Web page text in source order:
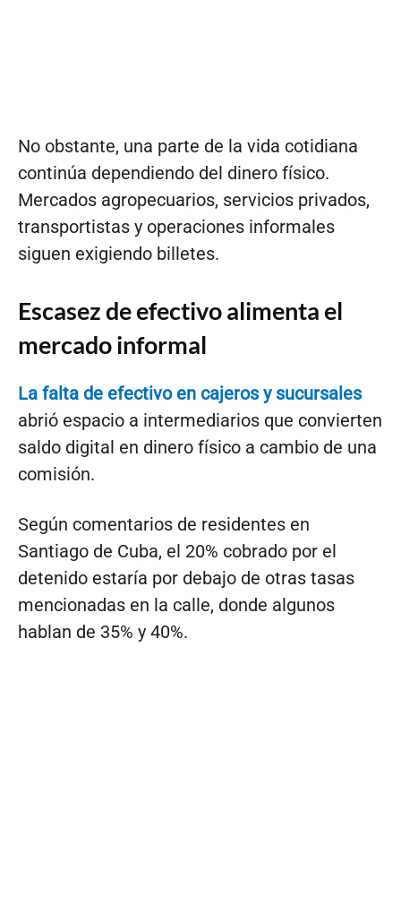
No obstante, una parte de la vida cotidiana
continúa dependiendo del dinero físico.
Mercados agropecuarios, servicios privados,
transportistas y operaciones informales
siguen exigiendo billetes.
Escasez de efectivo alimenta el
mercado informal
La falta de efectivo en cajeros y sucursales
abrió espacio a intermediarios que convierten
saldo digital en dinero físico a cambio de una
comisión.
Según comentarios de residentes en
Santiago de Cuba, el 20% cobrado por el
detenido estaría por debajo de otras tasas
mencionadas en la calle, donde algunos
hablan de 35% y 40%.